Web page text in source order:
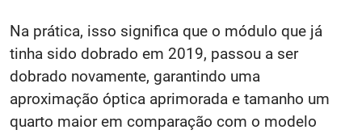
Na prática, isso significa que o módulo que já
tinha sido dobrado em 2019, passou a ser
dobrado novamente, garantindo uma
aproximação óptica aprimorada e tamanho um
quarto maior em comparação com o modelo